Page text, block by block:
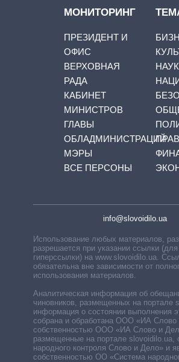
МОНИТОРИНГ
ПРЕЗИДЕНТ И
ОФИС
ВЕРХОВНАЯ
РАДА
КАБИНЕТ
МИНИСТРОВ
ГЛАВЫ
ОБЛАДМИНИСТРАЦИЙ
МЭРЫ
ВСЕ ПЕРСОНЫ
info@slovoidilo.ua
Использование любых материалов,
разрешается при указании ссылки
гиперссылки) на www.slovoidilo.ua.
обязательна вне зависимости от
использования материалов.
Аналитическая информация об
чиновников, размещенных на портале
информация о состоянии выполнения
собрана и обработана ООО «ИА Слово
собственностью ООО «ИА Слово и
размещенные на портале slovoidilo.ua,
народного контроля Слово и Дело» и
собственностью ОО «Система